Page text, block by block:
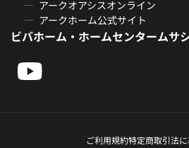
アークオアシスオンライン
アークホーム公式サイト
ビバホーム・ホームセンタームサ
ご利用規約特定商取引法